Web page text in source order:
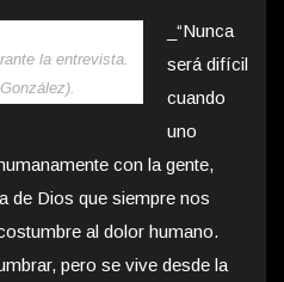
la entrevista.
_“Nunca
será difícil
cuando
uno
con la gente,
de Dios que siempre nos
al dolor humano.
pero se vive desde la